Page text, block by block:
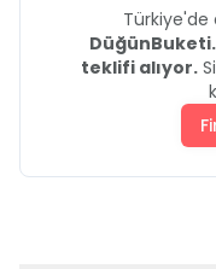
Türkiye'de
teklifi alıyor.